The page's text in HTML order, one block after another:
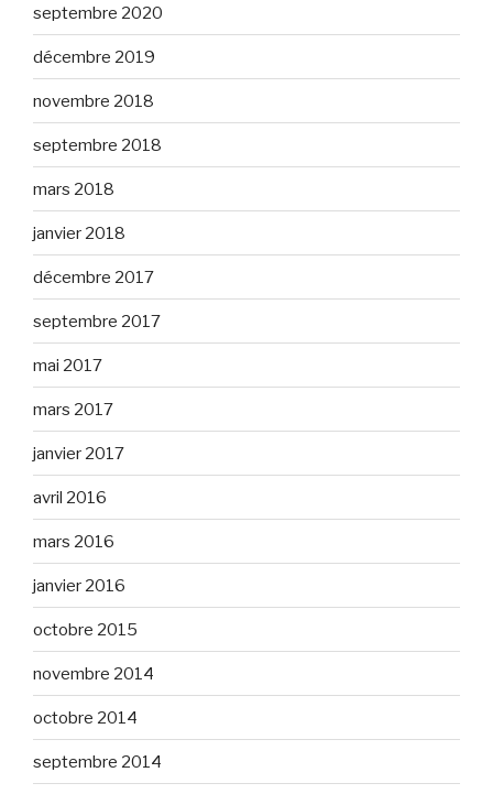
septembre 2020
décembre 2019
novembre 2018
septembre 2018
mars 2018
janvier 2018
décembre 2017
septembre 2017
mai 2017
mars 2017
janvier 2017
avril 2016
mars 2016
janvier 2016
octobre 2015
novembre 2014
octobre 2014
septembre 2014